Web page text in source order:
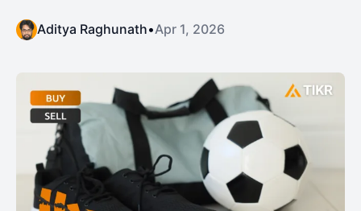
Aditya Raghunath•Apr 1, 2026